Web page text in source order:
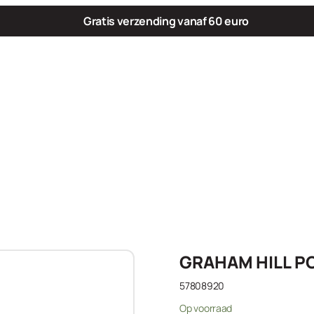
Gratis verzending vanaf 60 euro
GRAHAM HILL
57808920
Op voorraad